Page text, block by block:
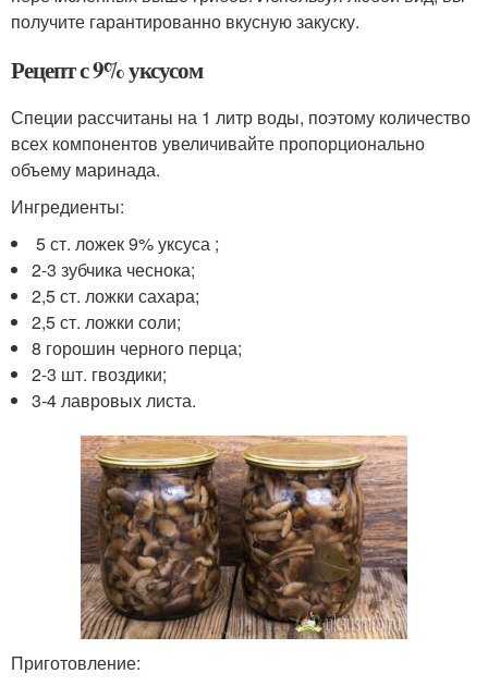
получите гарантированно вкусную закуску.
Рецепт с 9% уксусом
Специи рассчитаны на 1 литр воды, поэтому количество
всех компонентов увеличивайте пропорционально
объему маринада.
Ингредиенты:
5 ст. ложек 9% уксуса ;
2-3 зубчика чеснока;
2,5 ст. ложки сахара;
2,5 ст. ложки соли;
8 горошин черного перца;
2-3 шт. гвоздики;
3-4 лавровых листа.
Приготовление: